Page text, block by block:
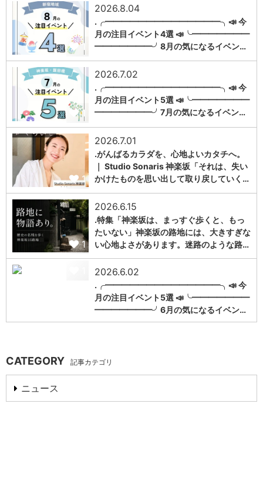
1
2026.8.04
.╭━━━━━━━━━━━━━━╮📣 今
月の注目イベント4選 📣╰━━━━━━━
━━━━━━━╯8月の気になるイベン…
1
2026.7.02
.╭━━━━━━━━━━━━━━╮📣 今
月の注目イベント5選 📣╰━━━━━━━
━━━━━━━╯7月の気になるイベン…
1
2026.7.01
.がんばるカラダを、心地よいカタチへ。
｜ Studio Sonaris 神楽坂「それは、失い
かけたものを思い出して取り戻していく…
1
2026.6.15
.特集「神楽坂は、まっすぐ歩くと、もっ
たいない」神楽坂の路地には、大きすぎな
い心地よさがあります。迷路のような路…
2026.6.02
.╭━━━━━━━━━━━━━━╮📣 今
月の注目イベント5選 📣╰━━━━━━━
━━━━━━━╯6月の気になるイベン…
CATEGORY 記事カテゴリ
ニュース